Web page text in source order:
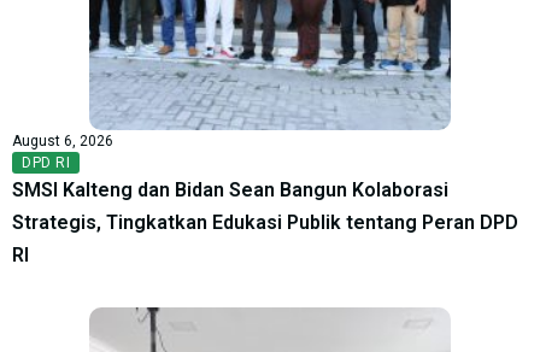
August 6, 2026
DPD RI
SMSI Kalteng dan Bidan Sean Bangun Kolaborasi
Strategis, Tingkatkan Edukasi Publik tentang Peran DPD
RI